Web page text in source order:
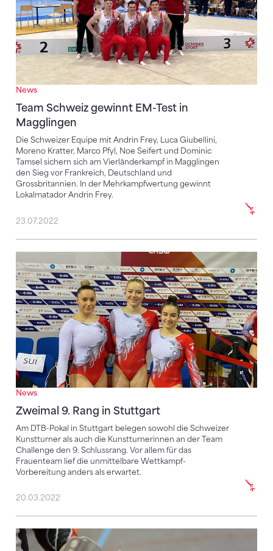
News
Team Schweiz gewinnt EM-Test in
Magglingen
Die Schweizer Equipe mit Andrin Frey, Luca Giubellini,
Moreno Kratter, Marco Pfyl, Noe Seifert und Dominic
Tamsel sichern sich am Vierländerkampf in Magglingen
den Sieg vor Frankreich, Deutschland und
Grossbritannien. In der Mehrkampfwertung gewinnt
Lokalmatador Andrin Frey.
23.07.2022
News
Zweimal 9. Rang in Stuttgart
Am DTB-Pokal in Stuttgart belegen sowohl die Schweizer
Kunstturner als auch die Kunstturnerinnen an der Team
Challenge den 9. Schlussrang. Vor allem für das
Frauenteam lief die unmittelbare Wettkampf-
Vorbereitung anders als erwartet.
Zweimal 9. Rang in Stuttgart
20.03.2022
Die Nationalkader 2022 stehen fest